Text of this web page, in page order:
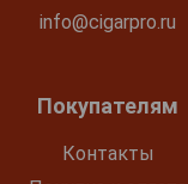
info@cigarpro.ru
Покупателям
Контакты